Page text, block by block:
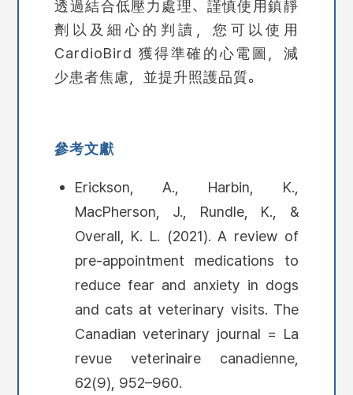
透過結合低壓力處理、謹慎使用鎮靜
劑以及細心的判讀，您可以使用
CardioBird 獲得準確的心電圖，減
少患者焦慮，並提升照護品質。
參考文獻
Erickson, A., Harbin, K.,
MacPherson, J., Rundle, K., &
Overall, K. L. (2021). A review of
pre-appointment medications to
reduce fear and anxiety in dogs
and cats at veterinary visits. The
Canadian veterinary journal = La
revue veterinaire canadienne,
62(9), 952–960.